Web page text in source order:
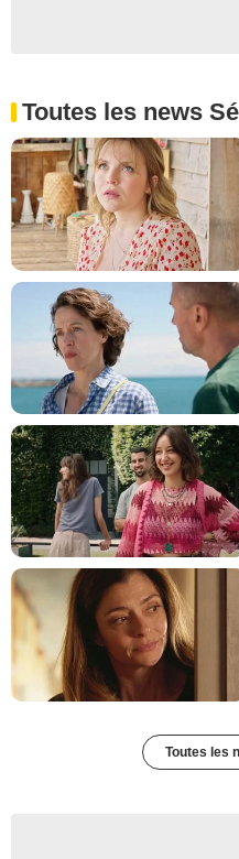
Toutes les news
Toutes les